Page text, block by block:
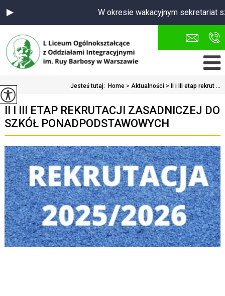
W okresie wakacyjnym sekretariat
Jesteś tutaj: Home > Aktualności > II i III etap rekrut ...
II I III ETAP REKRUTACJI ZASADNICZEJ DO
SZKÓŁ PONADPODSTAWOWYCH